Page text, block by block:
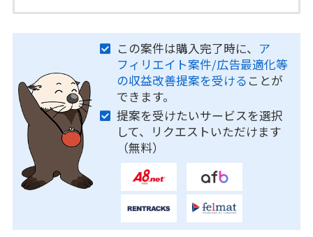
この案件は購入完了時に、 ア
フィリエイト案件/広告最適化等
の収益改善提案を受ける ことが
できます。
提案を受けたいサービスを選択
して、リクエストいただけます
（無料）